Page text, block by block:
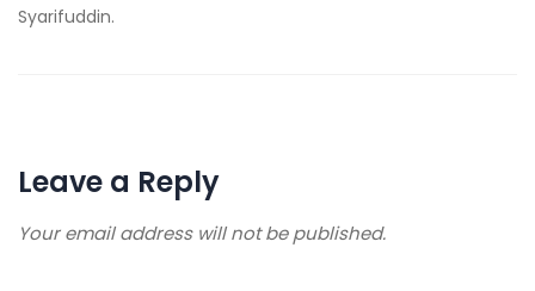
Syarifuddin.
Leave a Reply
Your email address will not be published.